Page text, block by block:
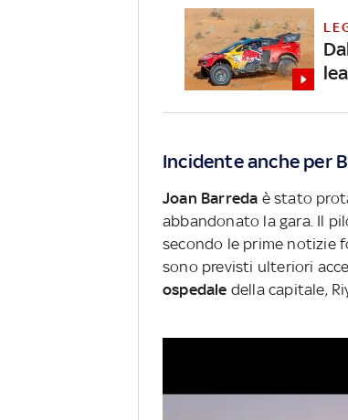
Incidente anche per
Joan Barreda è stato
abbandonato la gara. Il
secondo le prime notizie
sono previsti ulteriori
ospedale della capitale,